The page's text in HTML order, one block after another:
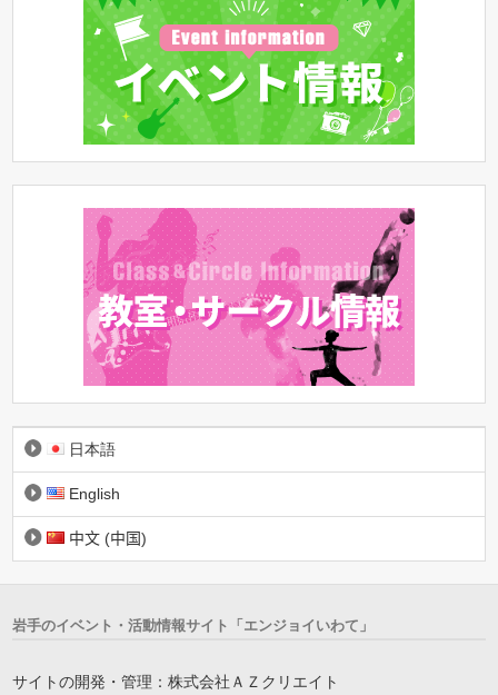
日本語
English
中文 (中国)
岩手のイベント・活動情報サイト「エンジョイいわて」
サイトの開発・管理：株式会社ＡＺクリエイト